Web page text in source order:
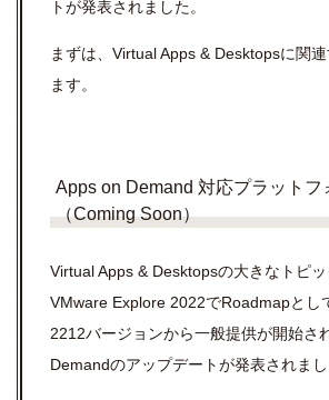
トが発表されました。
まずは、 Virtual Apps & Desktopsに関
ます。
Apps on Demand 対応プラットフ
（Coming Soon）
Virtual Apps & Desktopsの大きなトピ
VMware Explore 2022でRoadmapとし
2212バージョンから一般提供が開始さ
Demandのアップデートが発表されまし